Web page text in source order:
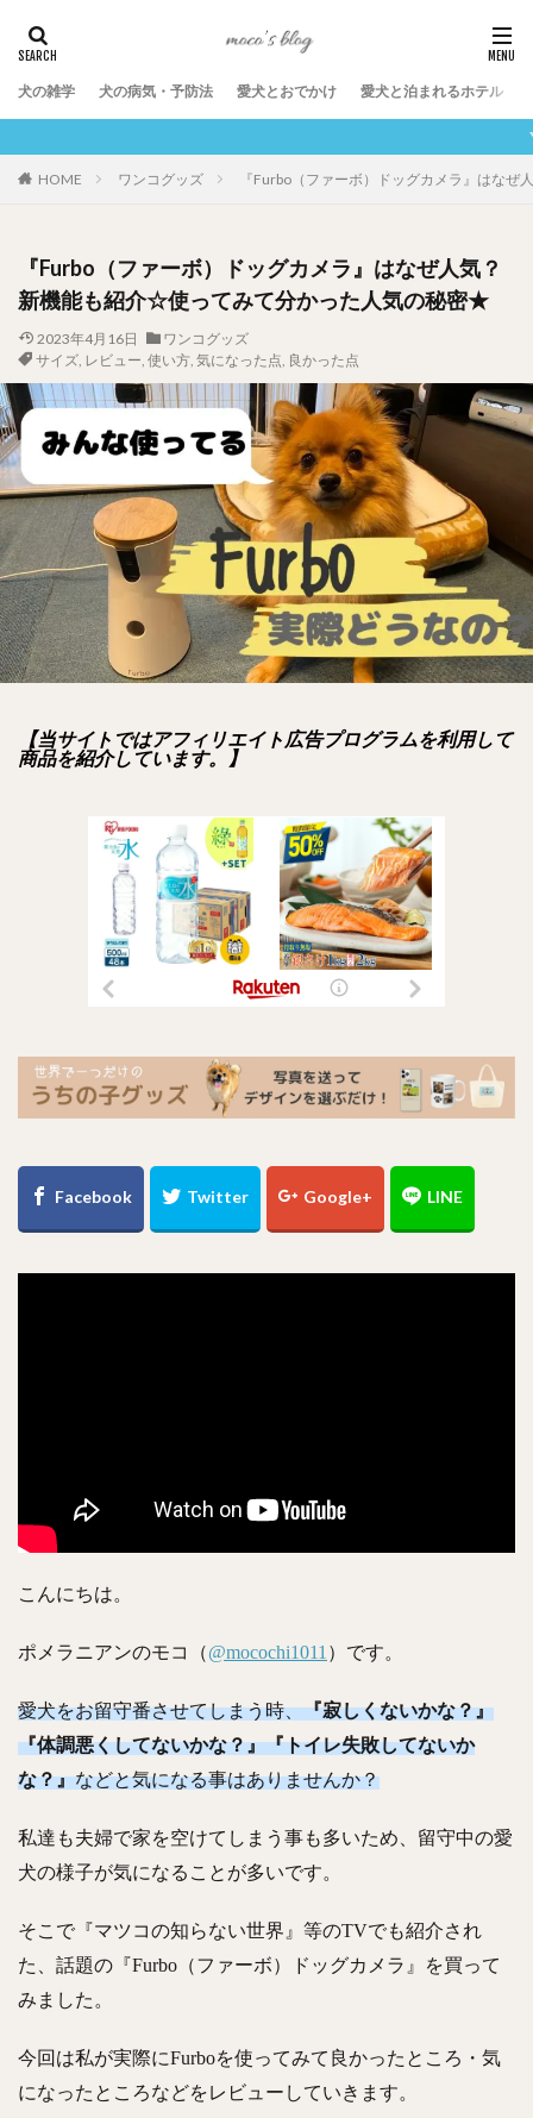
犬の雑学 犬の病気・予防法 愛犬とおでかけ 愛犬と泊まれるホテル
YouTubeチャンネルも
HOME ワンコグッズ 『Furbo（ファーボ）ドッグカメラ』はな
『Furbo（ファーボ）ドッグカメラ』はなぜ人気？
新機能も紹介☆使ってみて分かった人気の秘密★
2023年4月16日
ワンコグッズ
サイズ, レビュー, 使い方, 気になった点, 良かった点
【当サイトではアフィリエイト広告プログラムを利用して
商品を紹介しています。】
こんにちは。
ポメラニアンのモコ（@mocochi1011 ）です。
愛犬をお留守番させてしまう時、『寂しくないかな？』
『体調悪くしてないかな？』『トイレ失敗してないか
な？』などと気になる事はありませんか？
私達も夫婦で家を空けてしまう事も多いため、留守中の愛
犬の様子が気になることが多いです。
そこで『マツコの知らない世界』等のTVでも紹介され
た、話題の『Furbo（ファーボ）ドッグカメラ』を買って
みました。
今回は私が実際にFurboを使ってみて良かったところ・気
になったところなどをレビューしていきます。